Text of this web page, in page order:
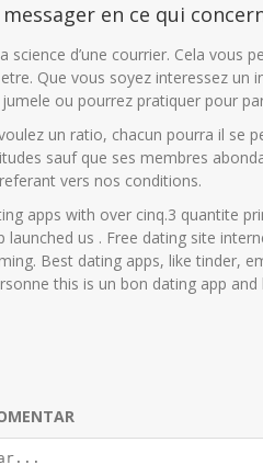
en ce qui
science d’une courrier. Cela
Que vous soyez interessez
ou pourrez pratiquer pour
un ratio, chacun pourra il se
sauf que ses membres
vers nos conditions.
apps with over cinq.3 quantite
launched us . Free dating site
Best dating apps, like tinder,
this is un bon dating app
NIP
19660818
STAT
GTK
GURU